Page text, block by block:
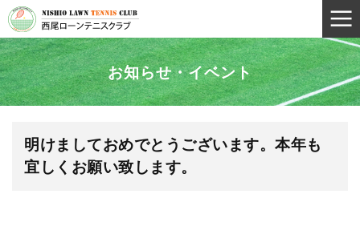
お知らせ・イベント
明けましておめでとうございます。本年も
宜しくお願い致します。